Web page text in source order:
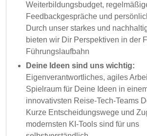
Weiterbildungsbudget,
Feedbackgespräche und
Durch unser starkes und
bieten wir Dir Perspektiven in der
Führungslaufbahn
Deine Ideen sind uns wichtig:
Eigenverantwortliches, agiles
Spielraum für Deine Ideen in
innovativsten Reise-Tech-Teams
Kurze Entscheidungswege und
modernsten KI-Tools sind für uns